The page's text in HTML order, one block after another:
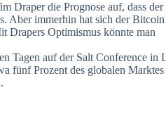
Draper die Prognose auf, dass der
Aber immerhin hat sich der Bitcoin
Drapers Optimismus könnte man
Tagen auf der Salt Conference in
fünf Prozent des globalen Marktes